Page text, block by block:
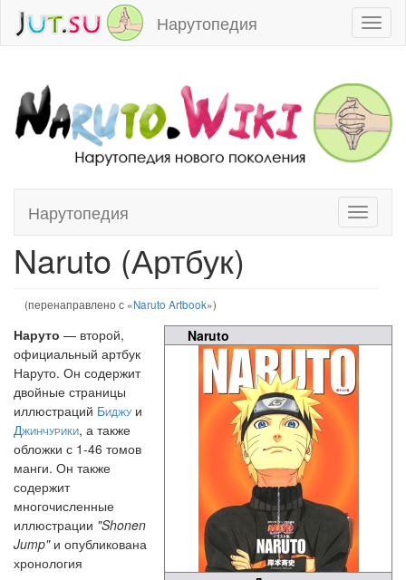
Нарутопедия
Toggle
Нарутопедия
Перейти к:навигация,поиск
Naruto (Артбук)
(перенаправлено с «Naruto Artbook»)
Naruto
Наруто — второй,
официальный артбук
Наруто. Он содержит
двойные страницы
иллюстраций Биджуи
Джинчурики, а также
обложки с 1-46 томов
манги. Он также
содержит
многочисленные
иллюстрации "Shonen
Jump"и опубликована
хронология